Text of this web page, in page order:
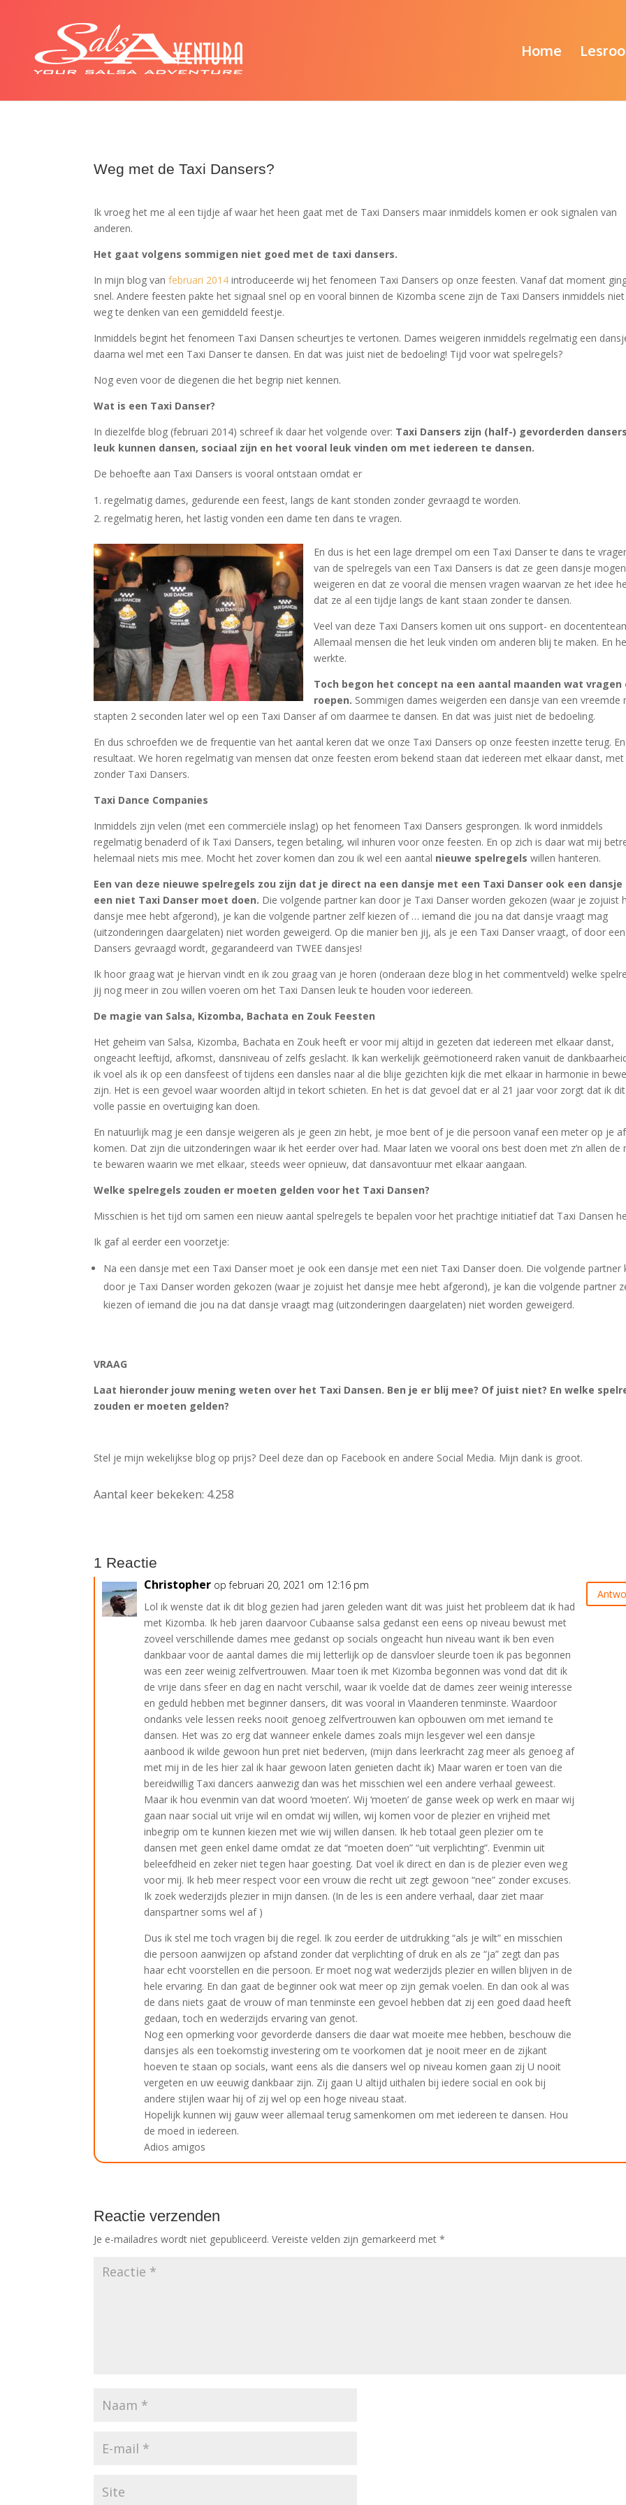
Home
Weg met de Taxi Dansers?
Ik vroeg het me al een tijdje af waar het heen gaat met de Taxi Dansers maar inmiddels komen er ook signalen van
anderen.
Het gaat volgens sommigen niet goed met de taxi dansers.
In mijn blog vanfebruari 2014 introduceerde wij het fenomeen Taxi Dansers op onze feesten. Vanaf dat moment
snel. Andere feesten pakte het signaal snel op en vooral binnen de Kizomba scene zijn de Taxi Dansers inmiddels
weg te denken van een gemiddeld feestje.
Inmiddels begint het fenomeen Taxi Dansen scheurtjes te vertonen. Dames weigeren inmiddels regelmatig een
daarna wel met een Taxi Danser te dansen. En dat was juistniet de bedoeling! Tijd voor wat spelregels?
Nog even voor de diegenen die het begrip niet kennen.
Wat is een Taxi Danser?
In diezelfde blog (februari 2014) schreef ik daar het volgende over: Taxi Dansers zijn (half-) gevorderden
leuk kunnen dansen, sociaal zijn en het vooral leuk vinden om met iedereen te dansen.
De behoefte aan Taxi Dansers is vooral ontstaan omdat er
regelmatig dames, gedurende een feest, langs de kant stonden zonder gevraagd te worden.
regelmatig heren, het lastig vonden een dame ten dans te vragen.
En dus is het een lage drempel om een Taxi Danser te dans te
van de spelregels van een Taxi Dansers is dat ze geen dansje mogen
weigeren en dat ze vooral die mensen vragen waarvan ze het idee
dat ze al een tijdje langs de kant staan zonder te dansen.
Veel van deze Taxi Dansers komen uit ons support- en
Allemaal mensen die het leuk vinden om anderen blij te maken. En
werkte.
Toch begon het concept na een aantal maanden wat vragen
roepen. Sommigen dames weigerden een dansje van een vreemde
stapten 2 seconden later wel op een Taxi Danser af om daarmee te dansen. En dat was juist niet de bedoeling.
En dus schroefden we de frequentie van het aantal keren dat we onze Taxi Dansers op onze feesten inzette terug.
resultaat. We horen regelmatig van mensen dat onze feesten erom bekend staan dat iedereen met elkaar danst,
zonder Taxi Dansers.
Taxi Dance Companies
Inmiddels zijn velen (met een commerciële inslag) op het fenomeen Taxi Dansers gesprongen. Ik word inmiddels
regelmatig benaderd of ik Taxi Dansers, tegen betaling, wil inhuren voor onze feesten. En op zich is daar wat mij
helemaal niets mis mee. Mocht het zover komen dan zou ik wel een aantal nieuwe spelregels willen hanteren.
Een van deze nieuwe spelregels zou zijn dat je direct na een dansje met een Taxi Danser ook een
een niet Taxi Danser moet doen. Die volgende partner kan door je Taxi Danser worden gekozen (waar je zojuist
dansje mee hebt afgerond), je kan die volgende partner zelf kiezen of … iemand die jou na dat dansje vraagt mag
(uitzonderingen daargelaten) niet worden geweigerd. Op die manier ben jij, als je een Taxi Danser vraagt, of door
Dansers gevraagd wordt, gegarandeerd van TWEE dansjes!
Ik hoor graag wat je hiervan vindt en ik zou graag van je horen (onderaan deze blog in het commentveld) welke
jij nog meer in zou willen voeren om het Taxi Dansen leuk te houden voor iedereen.
De magie van Salsa, Kizomba, Bachata en Zouk Feesten
Het geheim van Salsa, Kizomba, Bachata en Zouk heeft er voor mij altijd in gezeten dat iedereen met elkaar danst,
ongeacht leeftijd, afkomst, dansniveau of zelfs geslacht. Ik kan werkelijk geëmotioneerd raken vanuit de
ik voel als ik op een dansfeest of tijdens een dansles naar al die blije gezichten kijk die met elkaar in harmonie in
zijn. Het is een gevoel waar woorden altijd in tekort schieten. En het is dat gevoel dat er al 21 jaar voor zorgt dat ik
volle passie en overtuiging kan doen.
En natuurlijk mag je een dansje weigeren als je geen zin hebt, je moe bent of je die persoon vanaf een meter op je
komen. Dat zijn die uitzonderingen waar ik het eerder over had. Maar laten we vooral ons best doen met z’n allen de
te bewaren waarin we met elkaar, steeds weer opnieuw, dat dansavontuur met elkaar aangaan.
Welke spelregels zouden er moeten gelden voor het Taxi Dansen?
Misschien is het tijd om samen een nieuw aantal spelregels te bepalen voor het prachtige initiatief dat Taxi Dansen
Ik gaf al eerder een voorzetje:
Na een dansje met een Taxi Danser moet je ook een dansje met een niet Taxi Danser doen. Die volgende partner
door je Taxi Danser worden gekozen (waar je zojuist het dansje mee hebt afgerond), je kan die volgende partner
kiezen of iemand die jou na dat dansje vraagt mag (uitzonderingen daargelaten) niet worden geweigerd.
VRAAG
Laat hieronder jouw mening weten over het Taxi Dansen. Ben je er blij mee? Of juist niet? En welke
zouden er moeten gelden?
Stel je mijn wekelijkse blog op prijs? Deel deze dan op Facebook en andere Social Media. Mijn dank is groot.
Aantal keer bekeken: 4.258
1 Reactie
Christopher op februari 20, 2021 om 12:16 pm
Lol ik wenste dat ik dit blog gezien had jaren geleden want dit was juist het probleem dat ik had
met Kizomba. Ik heb jaren daarvoor Cubaanse salsa gedanst een eens op niveau bewust met
zoveel verschillende dames mee gedanst op socials ongeacht hun niveau want ik ben even
dankbaar voor de aantal dames die mij letterlijk op de dansvloer sleurde toen ik pas begonnen
was een zeer weinig zelfvertrouwen. Maar toen ik met Kizomba begonnen was vond dat dit ik
de vrije dans sfeer en dag en nacht verschil, waar ik voelde dat de dames zeer weinig interesse
en geduld hebben met beginner dansers, dit was vooral in Vlaanderen tenminste. Waardoor
ondanks vele lessen reeks nooit genoeg zelfvertrouwen kan opbouwen om met iemand te
dansen. Het was zo erg dat wanneer enkele dames zoals mijn lesgever wel een dansje
aanbood ik wilde gewoon hun pret niet bederven, (mijn dans leerkracht zag meer als genoeg af
met mij in de les hier zal ik haar gewoon laten genieten dacht ik) Maar waren er toen van die
bereidwillig Taxi dancers aanwezig dan was het misschien wel een andere verhaal geweest.
Maar ik hou evenmin van dat woord ‘moeten’. Wij ‘moeten’ de ganse week op werk en maar wij
gaan naar social uit vrije wil en omdat wij willen, wij komen voor de plezier en vrijheid met
inbegrip om te kunnen kiezen met wie wij willen dansen. Ik heb totaal geen plezier om te
dansen met geen enkel dame omdat ze dat “moeten doen” “uit verplichting”. Evenmin uit
beleefdheid en zeker niet tegen haar goesting. Dat voel ik direct en dan is de plezier even weg
voor mij. Ik heb meer respect voor een vrouw die recht uit zegt gewoon “nee” zonder excuses.
Ik zoek wederzijds plezier in mijn dansen. (In de les is een andere verhaal, daar ziet maar
danspartner soms wel af )
Dus ik stel me toch vragen bij die regel. Ik zou eerder de uitdrukking “als je wilt” en misschien
die persoon aanwijzen op afstand zonder dat verplichting of druk en als ze “ja” zegt dan pas
haar echt voorstellen en die persoon. Er moet nog wat wederzijds plezier en willen blijven in de
hele ervaring. En dan gaat de beginner ook wat meer op zijn gemak voelen. En dan ook al was
de dans niets gaat de vrouw of man tenminste een gevoel hebben dat zij een goed daad heeft
gedaan, toch en wederzijds ervaring van genot.
Nog een opmerking voor gevorderde dansers die daar wat moeite mee hebben, beschouw die
dansjes als een toekomstig investering om te voorkomen dat je nooit meer en de zijkant
hoeven te staan op socials, want eens als die dansers wel op niveau komen gaan zij U nooit
vergeten en uw eeuwig dankbaar zijn. Zij gaan U altijd uithalen bij iedere social en ook bij
andere stijlen waar hij of zij wel op een hoge niveau staat.
Hopelijk kunnen wij gauw weer allemaal terug samenkomen om met iedereen te dansen. Hou
de moed in iedereen.
Adios amigos
Reactie verzenden
Je e-mailadres wordt niet gepubliceerd. Vereiste velden zijn gemarkeerd met*